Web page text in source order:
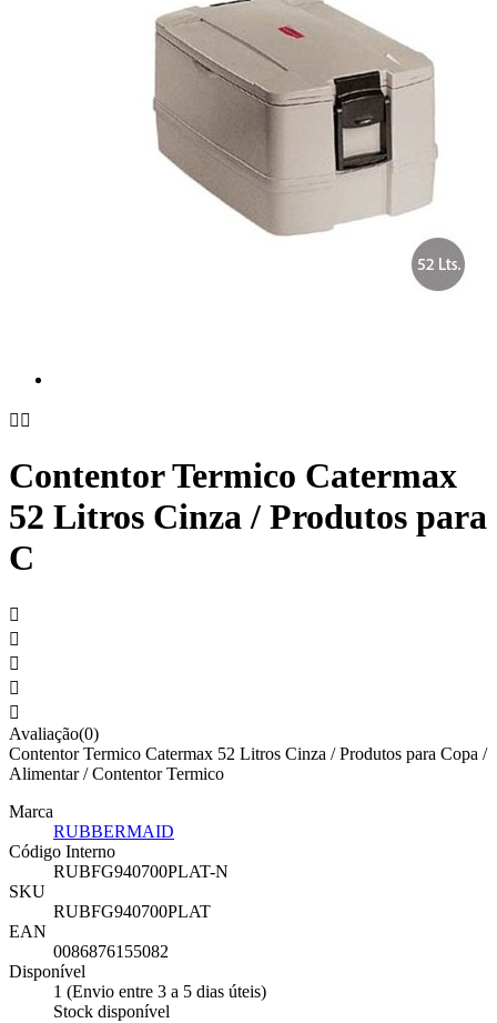
 
Contentor Termico Catermax
52 Litros Cinza / Produtos para
C





Avaliação(0)
Contentor Termico Catermax 52 Litros Cinza / Produtos para Copa /
Alimentar / Contentor Termico
Marca
RUBBERMAID
Código Interno
RUBFG940700PLAT-N
SKU
RUBFG940700PLAT
EAN
0086876155082
Disponível
1 (Envio entre 3 a 5 dias úteis)
Stock disponível